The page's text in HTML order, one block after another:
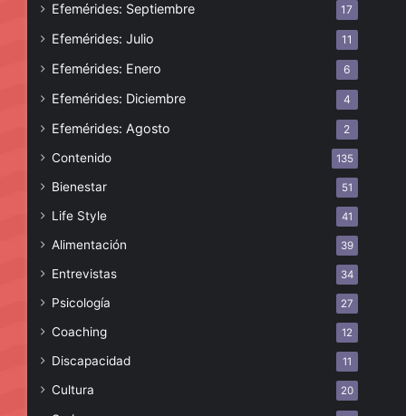
Efemérides: Septiembre 17
Efemérides: Julio 11
Efemérides: Enero 6
Efemérides: Diciembre 4
Efemérides: Agosto 2
Contenido 135
Bienestar 51
Life Style 41
Alimentación 39
Entrevistas 34
Psicología 27
Coaching 12
Discapacidad 11
Cultura 20